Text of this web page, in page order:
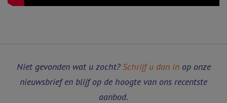
Niet gevonden wat u zocht?Schrijf u dan inop onze
nieuwsbrief en blijf op de hoogte van ons recentste
aanbod.